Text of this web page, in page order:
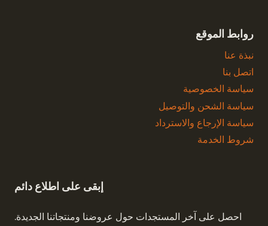
روابط الموقع
نبذة عنا
اتصل بنا
سياسة الخصوصية
سياسة الشحن والتوصيل
سياسة الإرجاع والاسترداد
شروط الخدمة
إبقى على اطلاع دائم
احصل على آخر المستجدات حول عروضنا ومنتجاتنا الجديدة.